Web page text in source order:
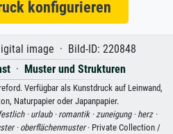
konfigurieren
image · Bild-ID: 220848
· Muster und Strukturen
Verfügbar als Kunstdruck auf Leinwand,
Naturpapier oder Japanpapier.
· urlaub · romantik ·zuneigung · herz ·
·oberflächenmuster· Private Collection /